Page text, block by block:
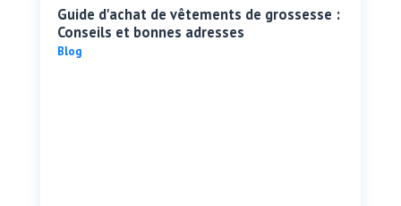
Guide d'achat de vêtements de grossesse :
Conseils et bonnes adresses
Blog